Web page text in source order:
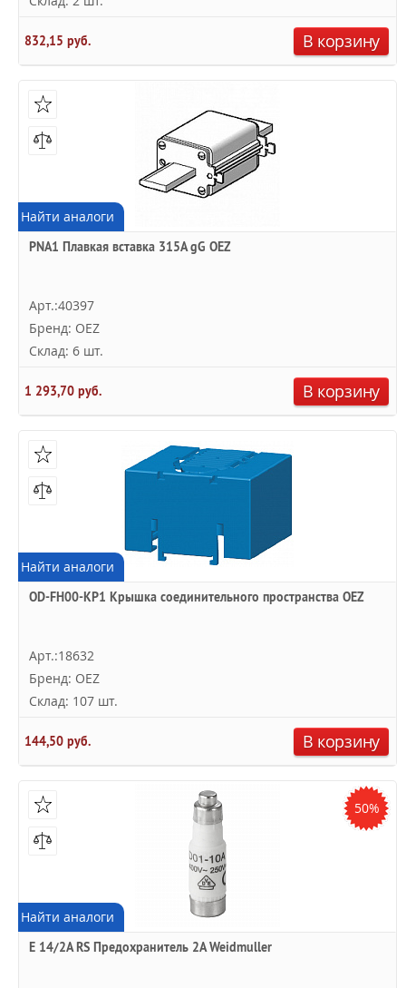
832,15 руб. В корзину
Найти аналоги
PNA1 Плавкая вставка 315A gG OEZ
Арт.:40397
Бренд: OEZ
Склад: 6 шт.
1 293,70 руб. В корзину
Найти аналоги
OD-FH00-KP1 Крышка соединительного пространства OEZ
Арт.:18632
Бренд: OEZ
Склад: 107 шт.
144,50 руб. В корзину
50%
Найти аналоги
E 14/2A RS Предохранитель 2А Weidmuller